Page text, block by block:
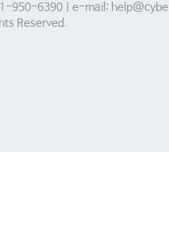
950-6390 | e-mail:
Reserved.